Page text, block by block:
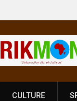
Côte d’Ivoire,
prononce
CULTURE